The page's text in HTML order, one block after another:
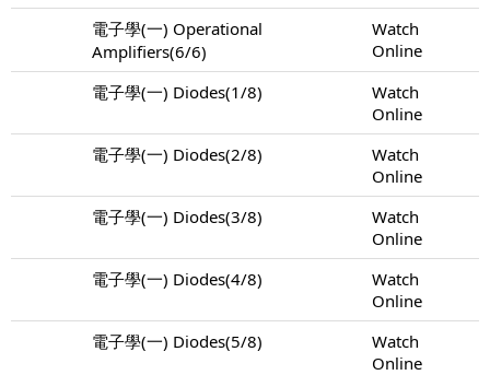
電子學(一) Operational
Amplifiers(6/6)
Watch
Online
電子學(一) Diodes(1/8)
Watch
Online
電子學(一) Diodes(2/8)
Watch
Online
電子學(一) Diodes(3/8)
Watch
Online
電子學(一) Diodes(4/8)
Watch
Online
電子學(一) Diodes(5/8)
Watch
Online